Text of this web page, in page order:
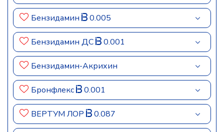
Бензидамин 0.005
Бензидамин ДС 0.001
Бензидамин-Акрихин
Бронфлекс 0.001
ВЕРТУМ ЛОР 0.087